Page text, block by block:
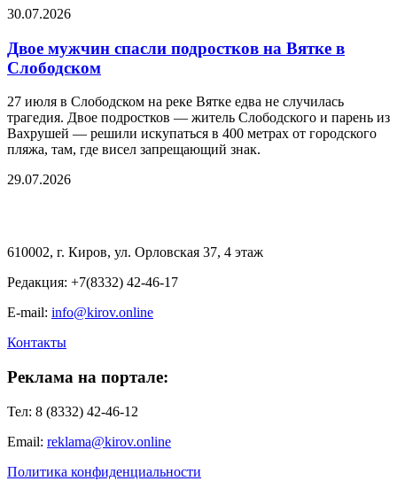
30.07.2026
Двое мужчин спасли подростков на Вятке в
Слободском
27 июля в Слободском на реке Вятке едва не случилась
трагедия. Двое подростков — житель Слободского и парень из
Вахрушей — решили искупаться в 400 метрах от городского
пляжа, там, где висел запрещающий знак.
29.07.2026
610002, г. Киров, ул. Орловская 37, 4 этаж
Редакция: +7(8332) 42-46-17
E-mail: info@kirov.online
Контакты
Реклама на портале:
Тел: 8 (8332) 42-46-12
Email: reklama@kirov.online
Политика конфиденциальности